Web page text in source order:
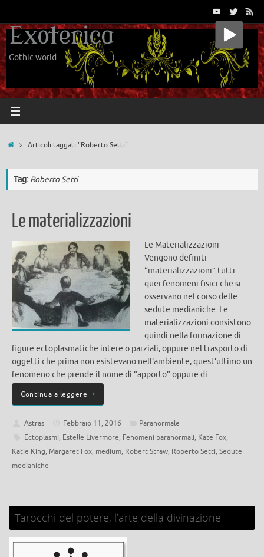
contenuto
Exoterica
Gothic world
HomeArticoli taggati "Roberto Setti"
Tag: Roberto Setti
Le materializzazioni
Le Materializzazioni
Vengono definiti
“materializzazioni” tutti
quei fenomeni fisici che si
osservano nel corso delle
sedute medianiche. Le
materializzazioni consistono
quindi nella formazione di
figure ectoplasmatiche intere o parziali, oppure nel trasporto di
oggetti che prima non esistevano nell’ambiente, quest’ultimo un
fenomeno che prende il nome di “apporto” oppure di…
Continua a leggere
Astras Febbraio 11, 2016
Paranormale
Ectoplasmi, Estelle Livermore, Fenomeni paranormali, Kate Fox,
Katie King, Margaret Fox, medium, Robert Straw, Roberto Setti, Sedute
medianiche
Tarocchi del potere, l’arte della divinazione